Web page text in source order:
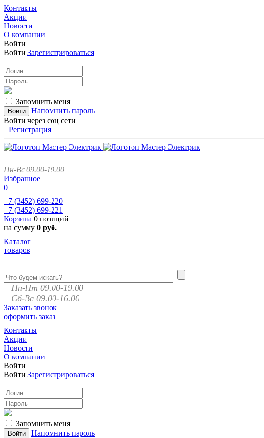
Контакты
Акции
Новости
О компании
Войти
Войти Зарегистрироваться
Запомнить меня
Напомнить пароль
Войти через соц сети
Регистрация
Пн-Вс 09.00-19.00
Избранное
0
+7 (3452) 699-220
+7 (3452) 699-221
Корзина 0 позиций
на сумму 0 руб.
Каталог
товаров
Пн-Пт 09.00-19.00
Сб-Вс 09.00-16.00
Заказать звонок
оформить заказ
Контакты
Акции
Новости
О компании
Войти
Войти Зарегистрироваться
Запомнить меня
Напомнить пароль